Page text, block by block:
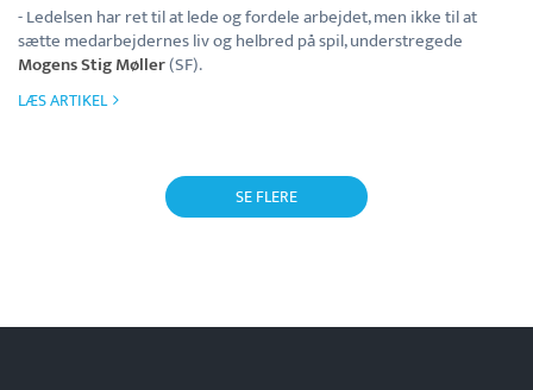
- Ledelsen har ret til at lede og fordele arbejdet, men ikke til at
sætte medarbejdernes liv og helbred på spil, understregede
Mogens Stig Møller(SF).
LÆS ARTIKEL
SE FLERE